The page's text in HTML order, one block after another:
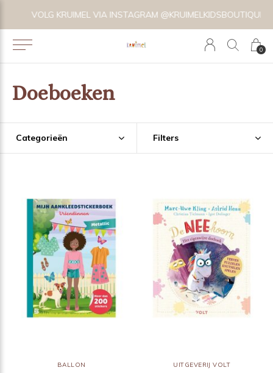
0
VOLG KRUIMEL VIA INSTAGRAM @KRUIMELKIDSBOUTIQUE
Doeboeken
Categorieën Filters
BALLON UITGEVERIJ VOLT